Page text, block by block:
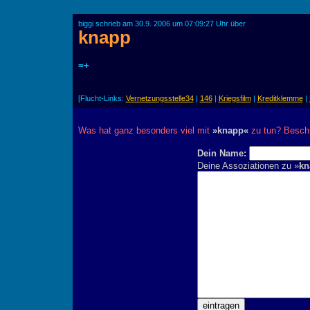
biggi schrieb am 30.9. 2006 um 07:09:27 Uhr über
knapp
=+
[Flucht-Links: Vernetzungsstelle34| 146| Kriegsfilm| Kreditklemme|
Was hat ganz besonders viel mit »knapp«zu tun?
Dein Name:
Deine Assoziationen zu »